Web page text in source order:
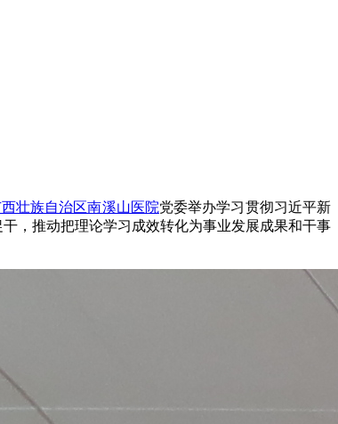
西壮族自治区南溪山医院党委举办学习贯彻习近平新
，推动把理论学习成效转化为事业发展成果和干事